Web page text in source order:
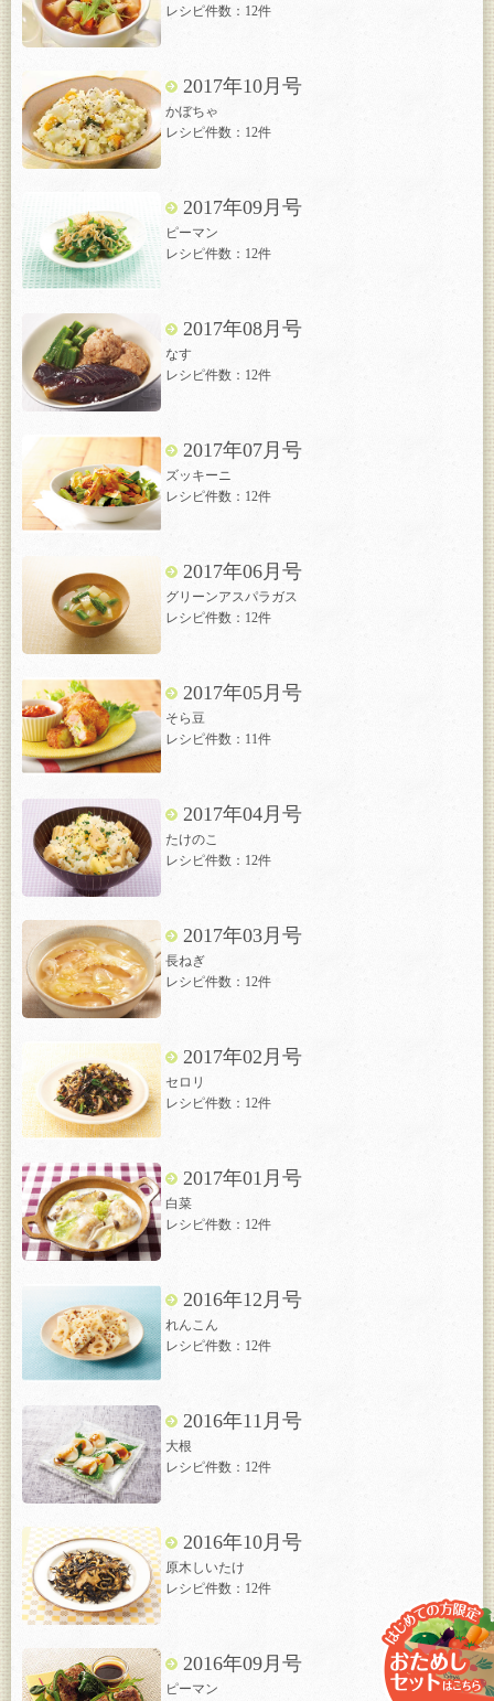
レシピ件数：12件
2017年10月号
かぼちゃ
レシピ件数：12件
2017年09月号
ピーマン
レシピ件数：12件
2017年08月号
なす
レシピ件数：12件
2017年07月号
ズッキーニ
レシピ件数：12件
2017年06月号
グリーンアスパラガス
レシピ件数：12件
2017年05月号
そら豆
レシピ件数：11件
2017年04月号
たけのこ
レシピ件数：12件
2017年03月号
長ねぎ
レシピ件数：12件
2017年02月号
セロリ
レシピ件数：12件
2017年01月号
白菜
レシピ件数：12件
2016年12月号
れんこん
レシピ件数：12件
2016年11月号
大根
レシピ件数：12件
2016年10月号
原木しいたけ
レシピ件数：12件
2016年09月号
ピーマン